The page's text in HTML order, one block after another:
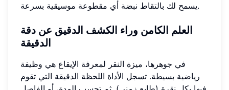
يسمح لك بالتقاط نبضة أي مقطوعة موسيقية بسرعة.
العلم الكامن وراء الكشف الدقيق عن دقة
الدقيقة
في جوهرها، ميزة النقر لمعرفة الإيقاع هي وظيفة
رياضية بسيطة. تسجل الأداة اللحظة الدقيقة التي تقوم